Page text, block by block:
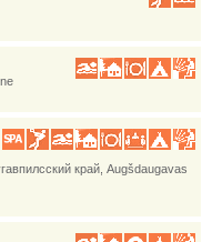
край, Augšdaugavas